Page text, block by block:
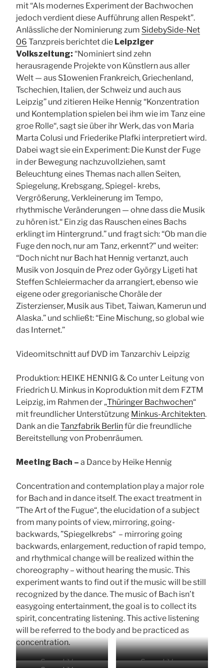
mit “Als modernes Experiment der Bachwochen
jedoch verdient diese Aufführung allen Respekt”.
Anlässliche der Nominierung zum SidebySide-Net
06 Tanzpreis berichtet die Leipziger
Volkszeitung: “Nominiert sind zehn
herausragende Projekte von Künstlern aus aller
Welt — aus S1owenien Frankreich, Griechenland,
Tschechien, Italien, der Schweiz und auch aus
Leipzig” und zitieren Heike Hennig “Konzentration
und Kontemplation spielen bei ihm wie im Tanz eine
groe Rolle“, sagt sie über ihr Werk, das von Maria
Marta Colusi und Friederike Plafki interpretiert wird.
Dabei wagt sie ein Experiment: Die Kunst der Fuge
in der Bewegung nachzuvollziehen, samt
Beleuchtung eines Themas nach allen Seiten,
Spiegelung, Krebsgang, Spiegel- krebs,
Vergrößerung, Verkleinerung im Tempo,
rhythmische Veränderungen — ohne dass die Musik
zu hören ist.“ Ein zig das Rauschen eines Bachs
erklingt im Hintergrund.” und fragt sich: “Ob man die
Fuge den noch, nur am Tanz, erkennt?” und weiter:
“Doch nicht nur Bach hat Hennig vertanzt, auch
Musik von Josquin de Prez oder György Ligeti hat
Steffen Schleiermacher da arrangiert, ebenso wie
eigene oder gregorianische Choräle der
Zisterzienser, Musik aus Tibet, Taiwan, Kamerun und
Alaska.” und schließt: “Eine Mischung, so global wie
das Internet.”
Videomitschnitt auf DVD im Tanzarchiv Leipzig
Produktion: HEIKE HENNIG & Co unter Leitung von
Friedrich U. Minkus in Koproduktion mit dem FZTM
Leipzig, im Rahmen der „Thüringer Bachwochen“
mit freundlicher Unterstützung Minkus-Architekten.
Dank an dieTanzfabrik Berlinfür die freundliche
Bereitstellung von Probenräumen.
Meeting Bach – a Dance by Heike Hennig
Concentration and contemplation play a major role
for Bach and in dance itself. The exact treatment in
”The Art of the Fugue“, the elucidation of a subject
from many points of view, mirroring, going-
backwards, ”Spiegelkrebs“ – mirroring going
backwards, enlargement, reduction of rapid tempo,
and rhythmical change will be realized within the
choreography – without hearing the music. This
experiment wants to find out if the music will be still
recognized by the dance. The music of Bach isn’t
easygoing entertainment, the goal is to collect its
spirit, concentrating listening. This active listening
will be referred to the body and be practiced as
concentration.
Szenenbild zur
Szenenbild zur